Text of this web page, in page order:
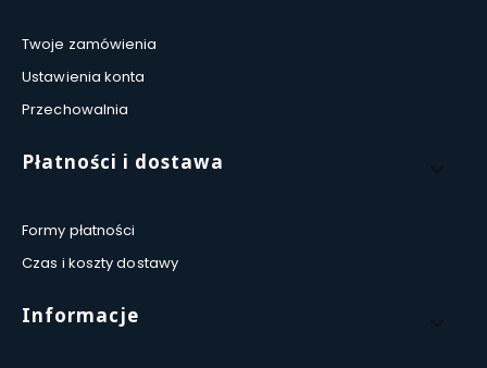
Twoje zamówienia
Ustawienia konta
Przechowalnia
Płatności i dostawa
Formy płatności
Czas i koszty dostawy
Informacje